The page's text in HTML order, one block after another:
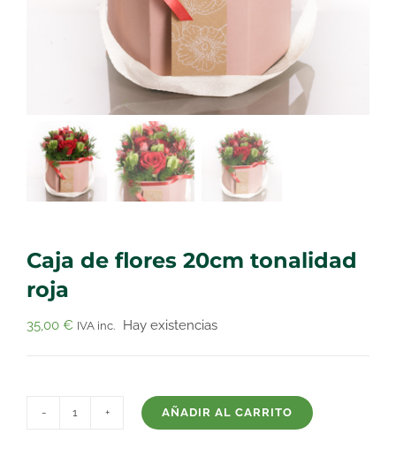
Caja de flores 20cm tonalidad
roja
35,00 € IVA inc. Hay existencias
AÑADIR AL CARRITO